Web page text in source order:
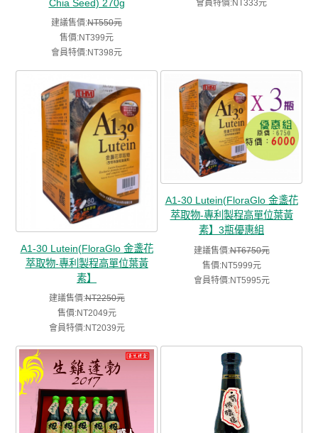
Chia Seed) 270g
建議售價:NT550元
售價:NT399元
會員特價:NT398元
會員特價:NT333元
A1-30 Lutein(FloraGlo 金盞花
萃取物-專利製程高單位葉黃
素】
建議售價:NT2250元
售價:NT2049元
會員特價:NT2039元
A1-30 Lutein(FloraGlo 金盞花
萃取物-專利製程高單位葉黃
素】3瓶優惠組
建議售價:NT6750元
售價:NT5999元
會員特價:NT5995元